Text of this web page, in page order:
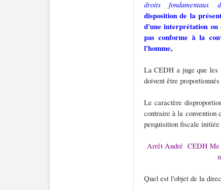
droits fondamentaux
disposition de la
d'une interprétation ou
pas conforme à la
l'homme,
La CEDH a juge que les
doivent être
Le caractère
contraire à la convention
perquisition fiscale initiée
Arrêt André CEDH Me
Quel est l'objet de la